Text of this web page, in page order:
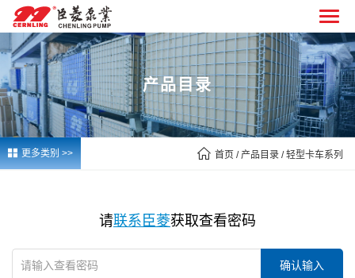
产品目录
 更多类别 >>  首页 / 产品目录 / 轻型卡车系列
请联系臣菱获取查看密码
确认输入